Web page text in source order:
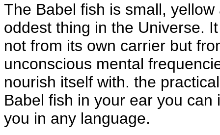
The Babel fish is small,
oddest thing in the Universe.
not from its own carrier but
unconscious mental
nourish itself with. the
Babel fish in your ear you
you in any language.